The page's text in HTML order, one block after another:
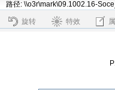
路径: \\o3r\mark\09.1002.16-
旋转 特效